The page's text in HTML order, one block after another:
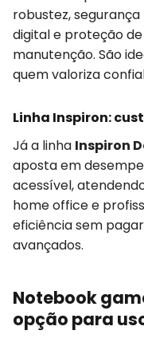
robustez,
digital e proteção
manutenção. São
quem valoriza
Linha Inspiron:
Já a linha Inspiron
aposta em
acessível,
home office e
eficiência sem
avançados.
Notebook
opção para